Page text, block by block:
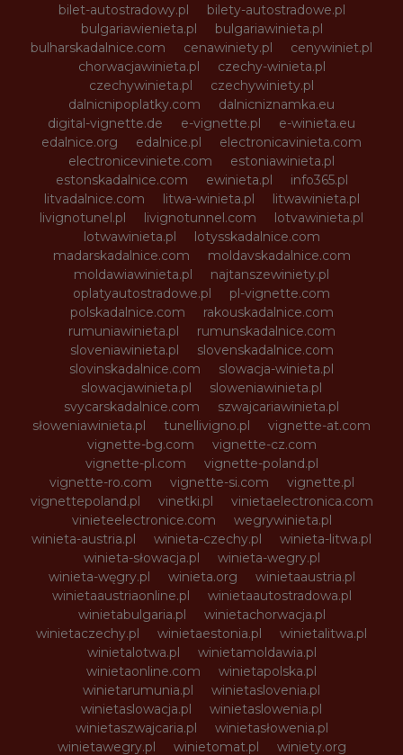
bilet-autostradowy.pl
bilety-autostradowe.pl
bulgariawienieta.pl
bulgariawinieta.pl
bulharskadalnice.com
cenawiniety.pl
cenywiniet.pl
chorwacjawinieta.pl
czechy-winieta.pl
czechywinieta.pl
czechywiniety.pl
dalnicnipoplatky.com
dalnicniznamka.eu
digital-vignette.de
e-vignette.pl
e-winieta.eu
edalnice.org
edalnice.pl
electronicavinieta.com
electroniceviniete.com
estoniawinieta.pl
estonskadalnice.com
ewinieta.pl
info365.pl
litvadalnice.com
litwa-winieta.pl
litwawinieta.pl
livignotunel.pl
livignotunnel.com
lotvawinieta.pl
lotwawinieta.pl
lotysskadalnice.com
madarskadalnice.com
moldavskadalnice.com
moldawiawinieta.pl
najtanszewiniety.pl
oplatyautostradowe.pl
pl-vignette.com
polskadalnice.com
rakouskadalnice.com
rumuniawinieta.pl
rumunskadalnice.com
sloveniawinieta.pl
slovenskadalnice.com
slovinskadalnice.com
slowacja-winieta.pl
slowacjawinieta.pl
sloweniawinieta.pl
svycarskadalnice.com
szwajcariawinieta.pl
słoweniawinieta.pl
tunellivigno.pl
vignette-at.com
vignette-bg.com
vignette-cz.com
vignette-pl.com
vignette-poland.pl
vignette-ro.com
vignette-si.com
vignette.pl
vignettepoland.pl
vinetki.pl
vinietaelectronica.com
vinieteelectronice.com
wegrywinieta.pl
winieta-austria.pl
winieta-czechy.pl
winieta-litwa.pl
winieta-słowacja.pl
winieta-wegry.pl
winieta-węgry.pl
winieta.org
winietaaustria.pl
winietaaustriaonline.pl
winietaautostradowa.pl
winietabulgaria.pl
winietachorwacja.pl
winietaczechy.pl
winietaestonia.pl
winietalitwa.pl
winietalotwa.pl
winietamoldawia.pl
winietaonline.com
winietapolska.pl
winietarumunia.pl
winietaslovenia.pl
winietaslowacja.pl
winietaslowenia.pl
winietaszwajcaria.pl
winietasłowenia.pl
winietawegry.pl
winietomat.pl winiety.org